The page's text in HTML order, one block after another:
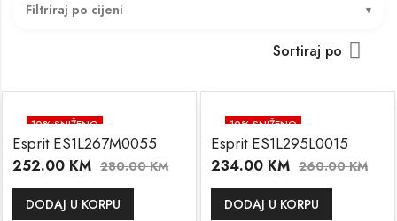
Filtriraj po cijeni
Sortiraj po
10% SNIŽENO
Esprit ES1L267M0055
252.00 KM 280.00KM
DODAJ U KORPU
10% SNIŽENO
Esprit ES1L295L0015
234.00 KM 260.00KM
DODAJ U KORPU